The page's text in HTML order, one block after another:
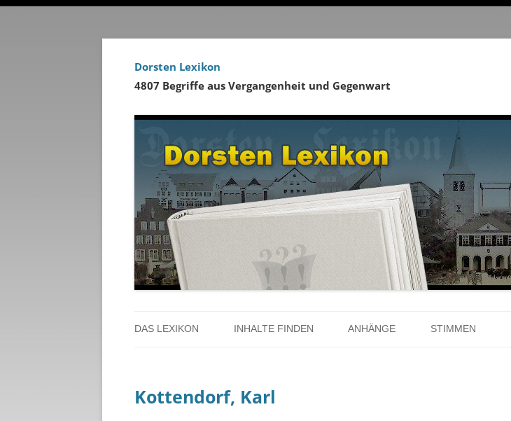
Dorsten Lexikon
4807 Begriffe aus Vergangenheit und Gegenwart
zum
DAS LEXIKON
ÜBER DAS PROJEKT
INHALTE FINDEN
PERSONENREGISTER
ANHÄNGE STIMMEN
Kottendorf, Karl